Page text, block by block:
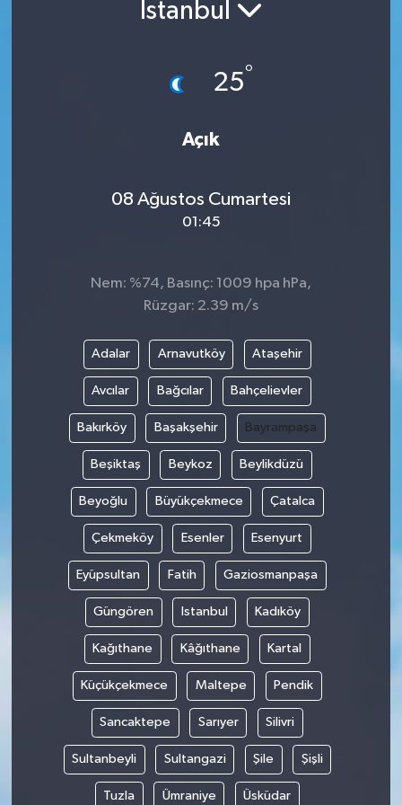
İstanbul
25°
Açık
08 Ağustos Cumartesi
01:45
Nem: %74, Basınç: 1009 hpa hPa,
Rüzgar: 2.39 m/s
Adalar Arnavutköy Ataşehir
Avcılar Bağcılar Bahçelievler
Bakırköy Başakşehir Bayrampaşa
Beşiktaş Beykoz Beylikdüzü
Beyoğlu Büyükçekmece Çatalca
Çekmeköy Esenler Esenyurt
Eyüpsultan Fatih Gaziosmanpaşa
Güngören Istanbul Kadıköy
Kağıthane Kâğıthane Kartal
Küçükçekmece Maltepe Pendik
Sancaktepe Sarıyer Silivri
Sultanbeyli Sultangazi Şile Şişli
Tuzla Ümraniye Üsküdar